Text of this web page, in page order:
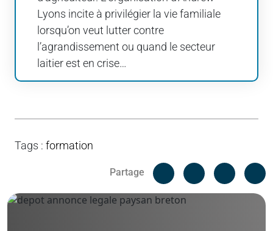
Lyons incite à privilégier la vie familiale
lorsqu’on veut lutter contre
l’agrandissement ou quand le secteur
laitier est en crise…
Tags : formation
Partage
Facebook
Messenger
Linked